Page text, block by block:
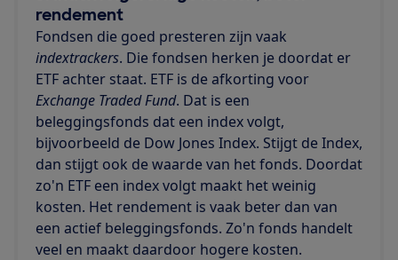
rendement
Fondsen die goed presteren zijn vaak
indextrackers. Die fondsen herken je doordat er
ETF achter staat. ETF is de afkorting voor
Exchange Traded Fund. Dat is een
beleggingsfonds dat een index volgt,
bijvoorbeeld de Dow Jones Index. Stijgt de Index,
dan stijgt ook de waarde van het fonds. Doordat
zo'n ETF een index volgt maakt het weinig
kosten. Het rendement is vaak beter dan van
een actief beleggingsfonds. Zo'n fonds handelt
veel en maakt daardoor hogere kosten.